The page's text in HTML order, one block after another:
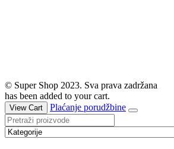
© Super Shop 2023. Sva prava zadržana
has been added to your cart.
View Cart Plaćanje porudžbine